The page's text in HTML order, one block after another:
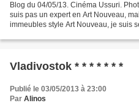
Blog du 04/05/13. Cinéma Ussuri.
suis pas un expert en Art Nouveau,
immeubles style Art Nouveau, je suis
Vladivostok * * * * * * *
Publié le 03/05/2013 à 23:00
Par Alinos